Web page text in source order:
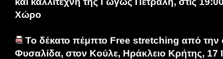
Χώρο
Το δέκατο πέμπτο Free stretching από
Φυσαλίδα, στον Κούλε, Ηράκλειο Κρήτης, 17